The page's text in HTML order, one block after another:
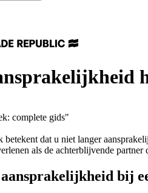
complete gids"
dat u niet langer
als de achterblijvende
bij